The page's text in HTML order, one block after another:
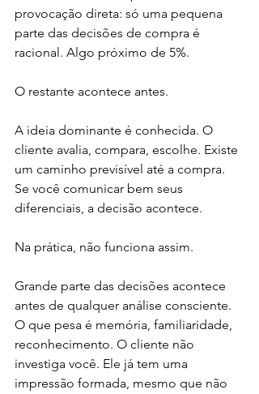
provocação direta: só uma pequena
parte das decisões de compra é
racional. Algo próximo de 5%.
O restante acontece antes.
A ideia dominante é conhecida. O
cliente avalia, compara, escolhe. Existe
um caminho previsível até a compra.
Se você comunicar bem seus
diferenciais, a decisão acontece.
Na prática, não funciona assim.
Grande parte das decisões acontece
antes de qualquer análise consciente.
O que pesa é memória, familiaridade,
reconhecimento. O cliente não
investiga você. Ele já tem uma
impressão formada, mesmo que não